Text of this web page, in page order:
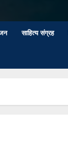
साहित्य संग्रह